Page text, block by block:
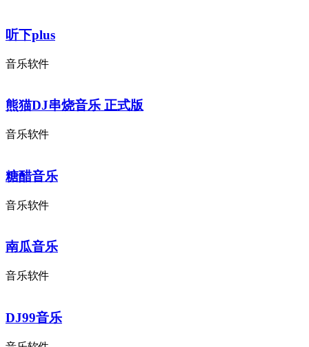
听下plus
音乐软件
熊猫DJ串烧音乐 正式版
音乐软件
糖醋音乐
音乐软件
南瓜音乐
音乐软件
DJ99音乐